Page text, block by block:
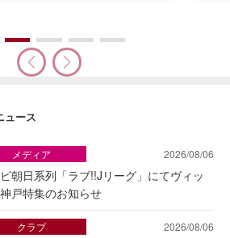
ュース
2026/08/06
朝日系列「ラブ!!Jリーグ」にてヴィッ
戸特集のお知らせ
メディア
2026/08/06
クラブ